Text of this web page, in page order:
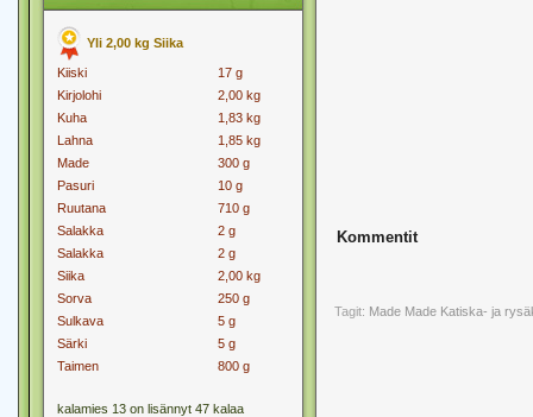
Yli 2,00 kg Siika
Kiiski
17 g
Kirjolohi
2,00 kg
Kuha
1,83 kg
Lahna
1,85 kg
Made
300 g
Pasuri
10 g
Ruutana
710 g
Salakka
2 g
Salakka
2 g
Siika
2,00 kg
Sorva
250 g
Sulkava
5 g
Särki
5 g
Taimen
800 g
kalamies 13 on lisännyt 47 kalaa
Kommentit
Tagit: Made Made Katiska- ja